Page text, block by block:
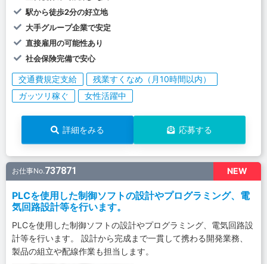
駅から徒歩2分の好立地
大手グループ企業で安定
直接雇用の可能性あり
社会保険完備で安心
交通費規定支給
残業すくなめ（月10時間以内）
ガッツリ稼ぐ
女性活躍中
詳細をみる 応募する
NEW
お仕事No.737871
PLCを使用した制御ソフトの設計やプログラミング、電
気回路設計等を行います。
PLCを使用した制御ソフトの設計やプログラミング、電気回路設
計等を行います。 設計から完成まで一貫して携わる開発業務、
製品の組立や配線作業も担当します。